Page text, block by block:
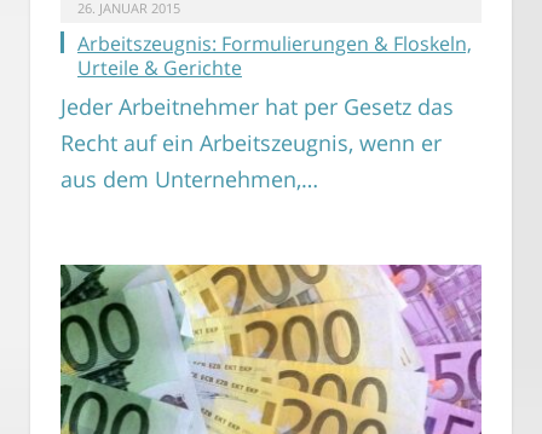
26. JANUAR 2015
Arbeitszeugnis: Formulierungen & Floskeln,
Urteile & Gerichte
Jeder Arbeitnehmer hat per Gesetz das
Recht auf ein Arbeitszeugnis, wenn er
aus dem Unternehmen,…